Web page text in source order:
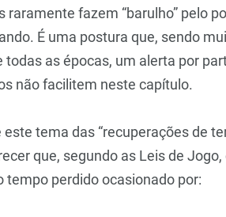
raramente fazem “barulho” pelo
É uma postura que, sendo
todas as épocas, um alerta por
não facilitem neste capítulo.
este tema das “recuperações de
que, segundo as Leis de
tempo perdido ocasionado por: